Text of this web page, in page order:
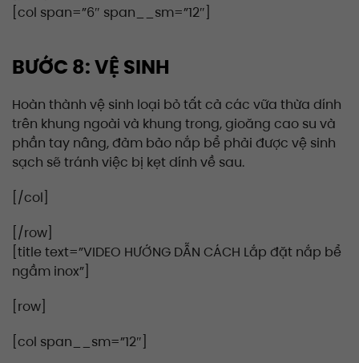
[col span=”6″ span__sm=”12″]
BƯỚC 8: VỆ SINH
Hoàn thành vệ sinh loại bỏ tất cả các vữa thừa dính
trên khung ngoài và khung trong, gioăng cao su và
phần tay nâng,đảm bảo nắp bể phải được vệ sinh
sạch sẽ tránh việc bị kẹt dính về sau.
[/col]
[/row]
[title text=”VIDEO HƯỚNG DẪN CÁCH Lắp đặt nắp bể
ngầm inox”]
[row]
[col span__sm=”12″]